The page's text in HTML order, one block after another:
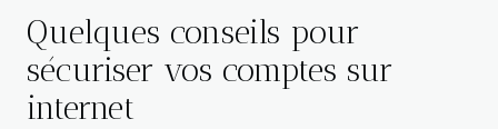
Quelques conseils pour
sécuriser vos comptes sur
internet